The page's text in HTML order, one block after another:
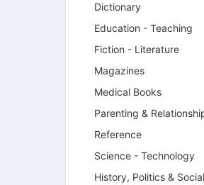
Dictionary
Education - Teaching
Fiction - Literature
Magazines
Medical Books
Parenting &
Reference
Science - Technology
History, Politics &